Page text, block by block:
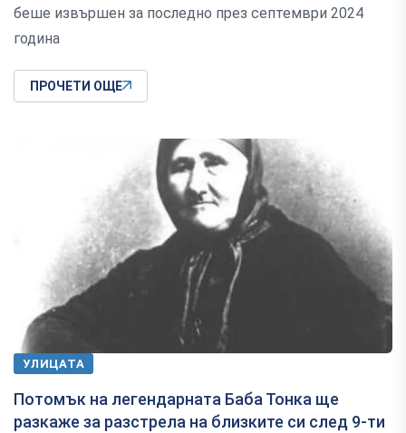
беше извършен за последно през септември 2024
година
ПРОЧЕТИ ОЩЕ
УЛИЦАТА
Потомък на легендарната Баба Тонка ще
разкаже за разстрела на близките си след 9-ти